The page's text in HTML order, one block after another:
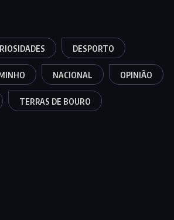
DESPORTO
NACIONAL OPINIÃO
TERRAS DE BOURO